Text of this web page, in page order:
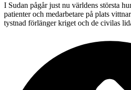
I Sudan pågår just nu världens största
patienter och medarbetare på plats
tystnad förlänger kriget och de civilas